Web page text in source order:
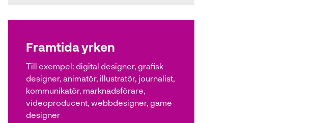
Framtida yrken
Till exempel: digital designer, grafisk
designer, animatör, illustratör, journalist,
kommunikatör, marknadsförare,
videoproducent, webbdesigner, game
designer